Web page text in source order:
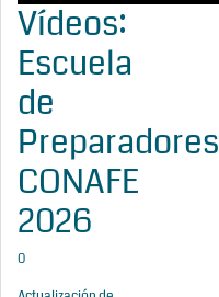
Vídeos:
Escuela
de
Preparadores
CONAFE
2026
0